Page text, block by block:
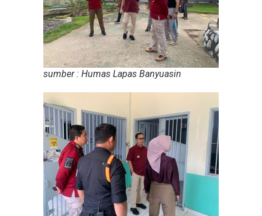
sumber : Humas Lapas Banyuasin